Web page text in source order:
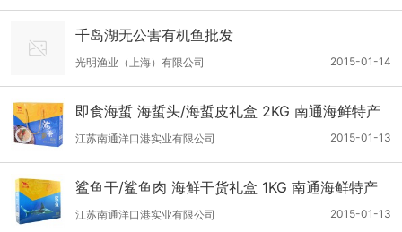
千岛湖无公害有机鱼批发
2015-01-14
光明渔业（上海）有限公司
即食海蜇 海蜇头/海蜇皮礼盒 2KG 南通海鲜特产
批发
2015-01-13
江苏南通洋口港实业有限公司
鲨鱼干/鲨鱼肉 海鲜干货礼盒 1KG 南通海鲜特产
洋口港牌
2015-01-13
江苏南通洋口港实业有限公司